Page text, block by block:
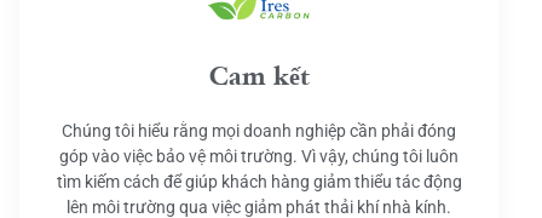
Cam kết
Chúng tôi hiểu rằng mọi doanh nghiệp cần phải đóng
góp vào việc bảo vệ môi trường. Vì vậy, chúng tôi luôn
tìm kiếm cách để giúp khách hàng giảm thiểu tác động
lên môi trường qua việc giảm phát thải khí nhà kính.